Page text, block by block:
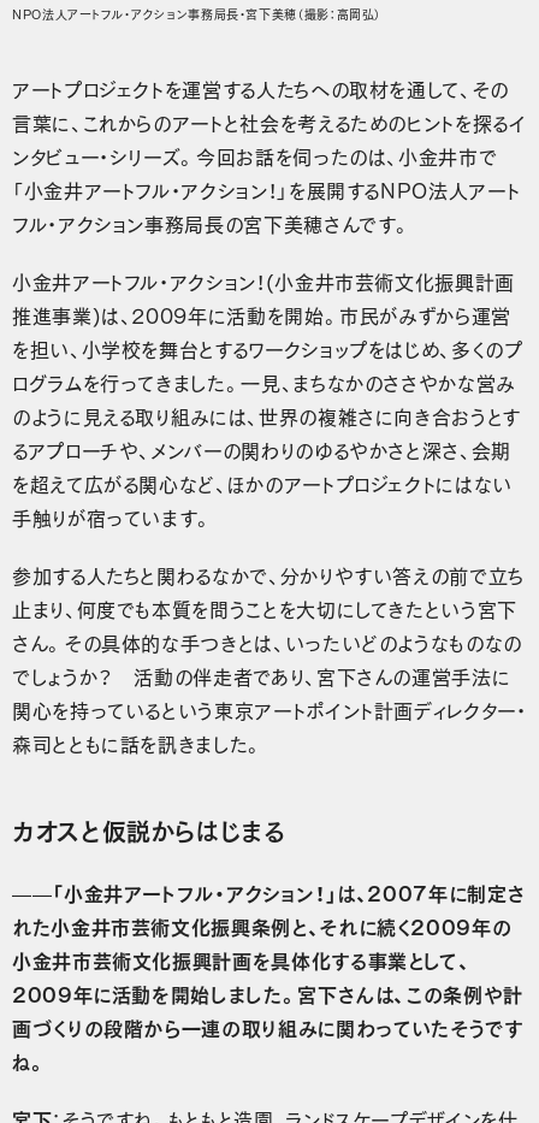
NPO法人アートフル・アクション事務局長・宮下美穂（撮影：高岡弘）
アートプロジェクトを運営する人たちへの取材を通して、その
言葉に、これからのアートと社会を考えるためのヒントを探るイ
ンタビュー・シリーズ。今回お話を伺ったのは、小金井市で
「小金井アートフル・アクション！」を展開するNPO法人アート
フル・アクション事務局長の宮下美穂さんです。
小金井アートフル・アクション！(小金井市芸術文化振興計画
推進事業)は、2009年に活動を開始。市民がみずから運営
を担い、小学校を舞台とするワークショップをはじめ、多くのプ
ログラムを行ってきました。一見、まちなかのささやかな営み
のように見える取り組みには、世界の複雑さに向き合おうとす
るアプローチや、メンバーの関わりのゆるやかさと深さ、会期
を超えて広がる関心など、ほかのアートプロジェクトにはない
手触りが宿っています。
参加する人たちと関わるなかで、分かりやすい答えの前で立ち
止まり、何度でも本質を問うことを大切にしてきたという宮下
さん。その具体的な手つきとは、いったいどのようなものなの
でしょうか？ 活動の伴走者であり、宮下さんの運営手法に
関心を持っているという東京アートポイント計画ディレクター・
森司とともに話を訊きました。
カオスと仮説からはじまる
——「小金井アートフル・アクション！」は、2007年に制定さ
れた小金井市芸術文化振興条例と、それに続く2009年の
小金井市芸術文化振興計画を具体化する事業として、
2009年に活動を開始しました。宮下さんは、この条例や計
画づくりの段階から一連の取り組みに関わっていたそうです
ね。